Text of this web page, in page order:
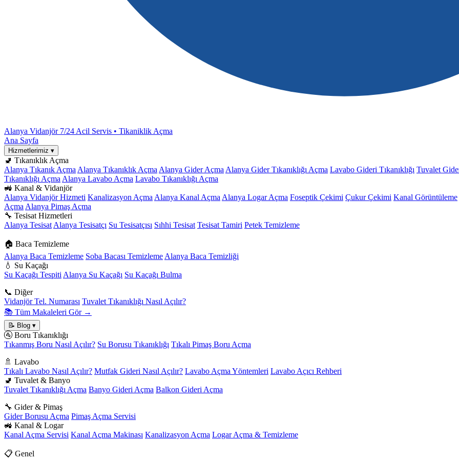
Alanya Vidanjör 7/24 Acil Servis • Tikaniklik Açma
Ana Sayfa
Hizmetlerimiz ▾
🚽 Tıkanıklık Açma
Alanya Tıkanık Açma Alanya Tıkanıklık Açma Alanya Gider Açma Alanya Gider Tıkanıklığı Açma Lavabo Gideri Tıkanıklığı Tuvalet
Tıkanıklığı Açma Alanya Lavabo Açma Lavabo Tıkanıklığı Açma
🚜 Kanal & Vidanjör
Alanya Vidanjör Hizmeti Kanalizasyon Açma Alanya Kanal Açma Alanya Logar Açma Foseptik Çekimi Çukur Çekimi Kanal Görüntüleme
Açma Alanya Pimaş Açma
🔧 Tesisat Hizmetleri
Alanya Tesisat Alanya Tesisatçı Su Tesisatçısı Sıhhi Tesisat Tesisat Tamiri Petek Temizleme
🏠 Baca Temizleme
Alanya Baca Temizleme Soba Bacası Temizleme Alanya Baca Temizliği
💧 Su Kaçağı
Su Kaçağı Tespiti Alanya Su Kaçağı Su Kaçağı Bulma
📞 Diğer
Vidanjör Tel. Numarası Tuvalet Tıkanıklığı Nasıl Açılır?
📚 Tüm Makaleleri Gör →
📝 Blog ▾
🚰 Boru Tıkanıklığı
Tıkanmış Boru Nasıl Açılır? Su Borusu Tıkanıklığı Tıkalı Pimaş Boru Açma
🚿 Lavabo
Tıkalı Lavabo Nasıl Açılır? Mutfak Gideri Nasıl Açılır? Lavabo Açma Yöntemleri Lavabo Açıcı Rehberi
🚽 Tuvalet & Banyo
Tuvalet Tıkanıklığı Açma Banyo Gideri Açma Balkon Gideri Açma
🔧 Gider & Pimaş
Gider Borusu Açma Pimaş Açma Servisi
🚜 Kanal & Logar
Kanal Açma Servisi Kanal Açma Makinası Kanalizasyon Açma Logar Açma & Temizleme
📋 Genel